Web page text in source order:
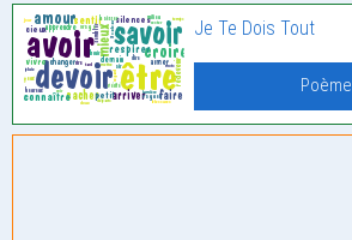
Je Te Dois Tout